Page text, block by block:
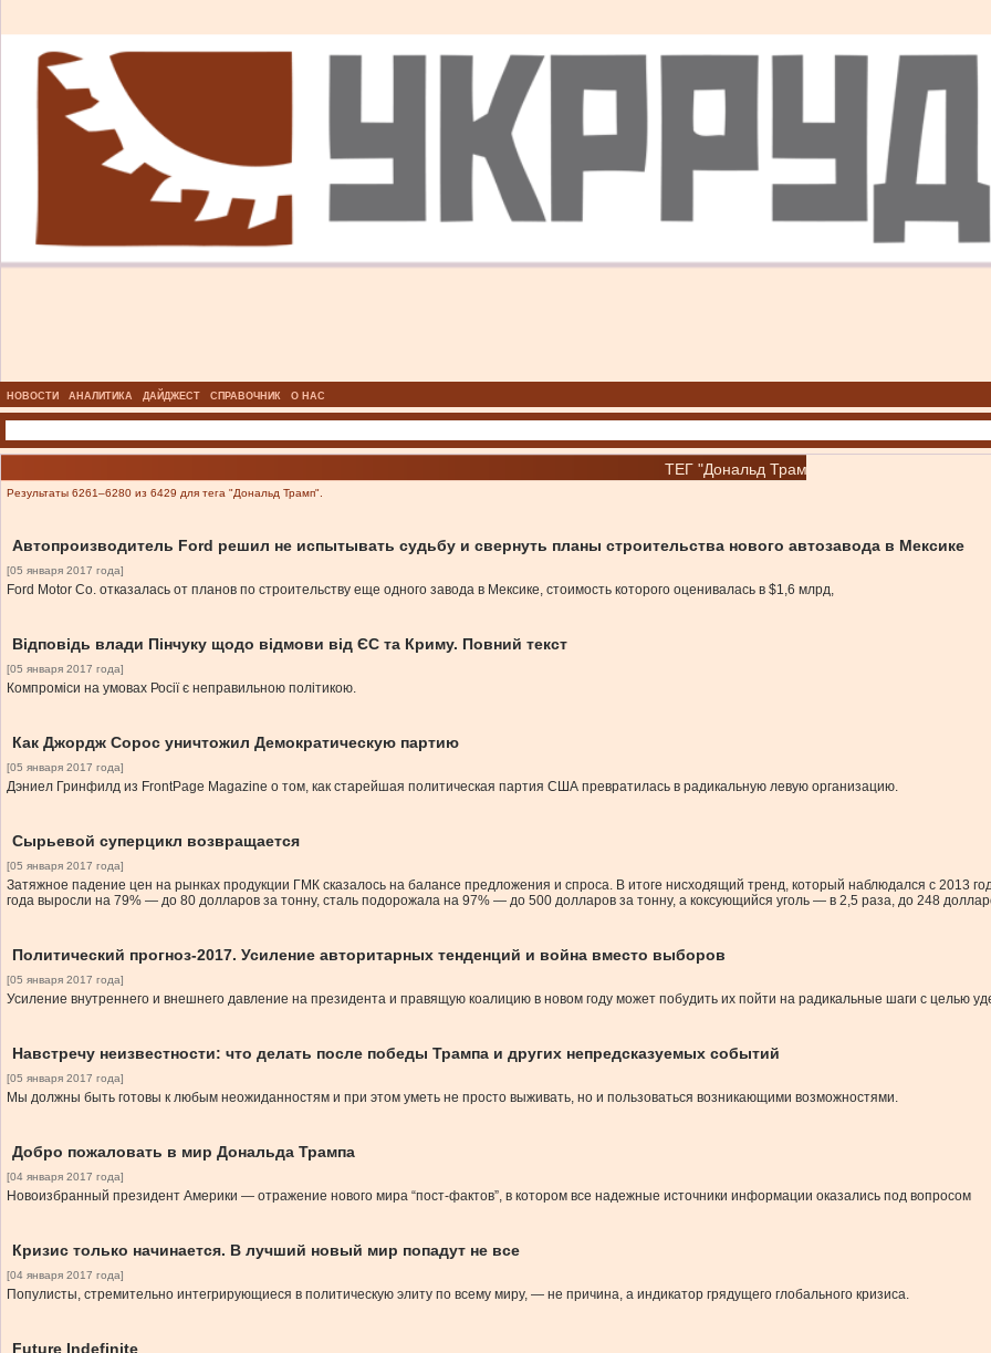
НОВОСТИ АНАЛИТИКА ДАЙДЖЕСТ СПРАВОЧНИК О НАС
ТЕГ "Дональд Трамп"
Результаты 6261–6280 из 6429 для тега "Дональд Трамп".
Автопроизводитель Ford решил не испытывать судьбу и свернуть планы строительства нового автозавода в Мексике
[05 января 2017 года]
Ford Motor Co. отказалась от планов по строительству еще одного завода в Мексике, стоимость которого оценивалась в $1,6 млрд,
Відповідь влади Пінчуку щодо відмови від ЄС та Криму. Повний текст
[05 января 2017 года]
Компроміси на умовах Росії є неправильною політикою.
Как Джордж Сорос уничтожил Демократическую партию
[05 января 2017 года]
Дэниел Гринфилд из FrontPage Magazine о том, как старейшая политическая партия США превратилась в радикальную левую организацию.
Сырьевой суперцикл возвращается
[05 января 2017 года]
Затяжное падение цен на рынках продукции ГМК сказалось на балансе предложения и спроса. В итоге нисходящий тренд, который наблюдался с 2013
года выросли на 79% — до 80 долларов за тонну, сталь подорожала на 97% — до 500 долларов за тонну, а коксующийся уголь — в 2,5 раза, до 248
Политический прогноз-2017. Усиление авторитарных тенденций и война вместо выборов
[05 января 2017 года]
Усиление внутреннего и внешнего давление на президента и правящую коалицию в новом году может побудить их пойти на радикальные шаги с целью
Навстречу неизвестности: что делать после победы Трампа и других непредсказуемых событий
[05 января 2017 года]
Мы должны быть готовы к любым неожиданностям и при этом уметь не просто выживать, но и пользоваться возникающими возможностями.
Добро пожаловать в мир Дональда Трампа
[04 января 2017 года]
Новоизбранный президент Америки — отражение нового мира “пост-фактов”, в котором все надежные источники информации оказались под вопросом
Кризис только начинается. В лучший новый мир попадут не все
[04 января 2017 года]
Популисты, стремительно интегрирующиеся в политическую элиту по всему миру, — не причина, а индикатор грядущего глобального кризиса.
Future Indefinite